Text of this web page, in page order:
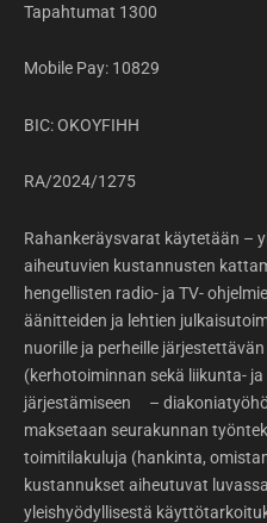
Tapahtumat 1300
Mobile Pay: 10829
BIC: OKOYFIHH
RA/2024/1275
Rahankeräysvarat käytetään –
aiheutuvien kustannusten
hengellisten radio- ja TV-
äänitteiden ja lehtien
nuorille ja perheille
(kerhotoiminnan sekä liikunta-
järjestämiseen –
maksetaan seurakunnan
toimitilakuluja (hankinta,
kustannukset aiheutuvat
yleishyödyllisestä